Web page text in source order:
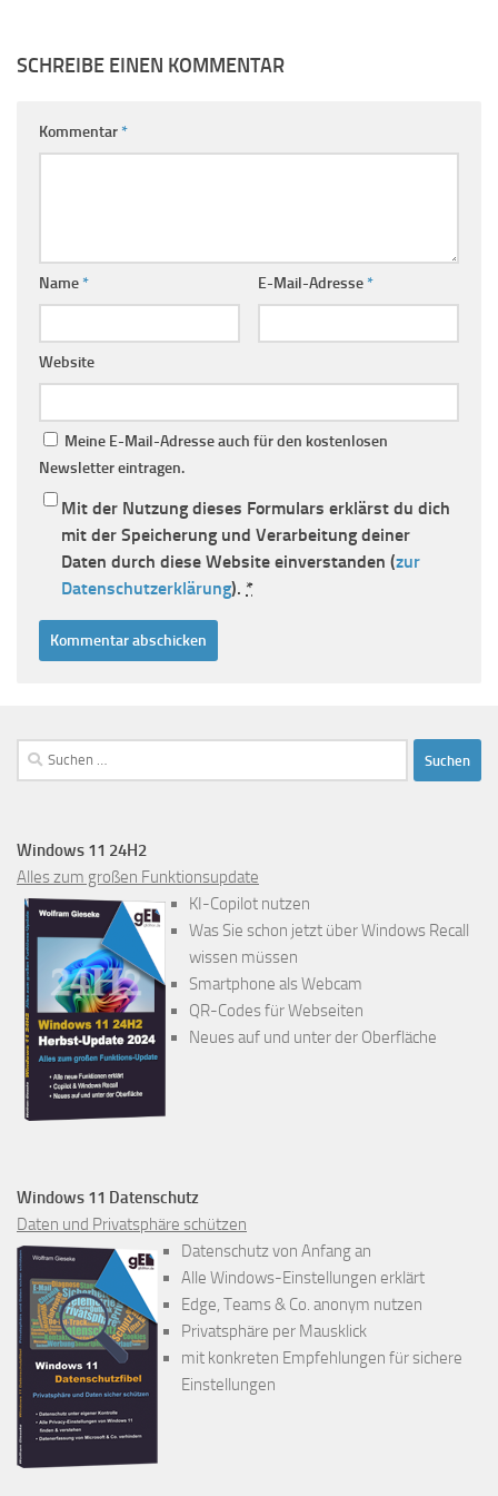
SCHREIBE EINEN KOMMENTAR
Kommentar*
Name* E-Mail-Adresse*
Website
Meine E-Mail-Adresse auch für den kostenlosen
Newsletter eintragen.
Mit der Nutzung dieses Formulars erklärst du dich
mit der Speicherung und Verarbeitung deiner
Daten durch diese Website einverstanden (zur
Datenschutzerklärung). *
Suchen
nach:
Windows 11 24H2
Alles zum großen Funktionsupdate
KI-Copilot nutzen
Was Sie schon jetzt über Windows Recall
wissen müssen
Smartphone als Webcam
QR-Codes für Webseiten
Neues auf und unter der Oberfläche
Windows 11 Datenschutz
Daten und Privatsphäre schützen
Datenschutz von Anfang an
Alle Windows-Einstellungen erklärt
Edge, Teams & Co. anonym nutzen
Privatsphäre per Mausklick
mit konkreten Empfehlungen für sichere
Einstellungen